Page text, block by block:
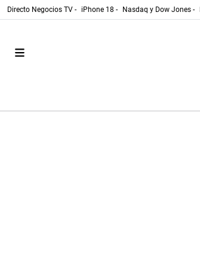
Directo Negocios TV - iPhone 18 - Nasdaq y Dow Jones -